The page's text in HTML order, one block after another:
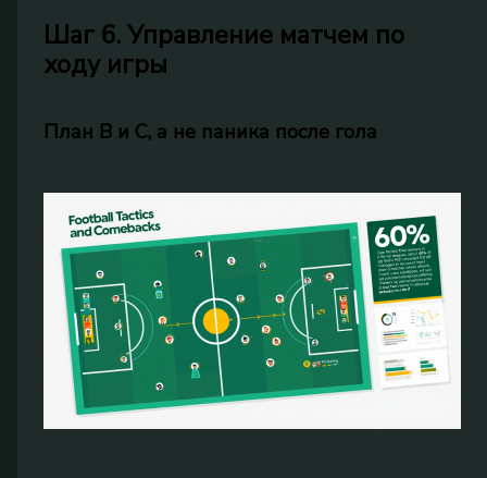
Шаг 6. Управление матчем по
ходу игры
План B и C, а не паника после гола